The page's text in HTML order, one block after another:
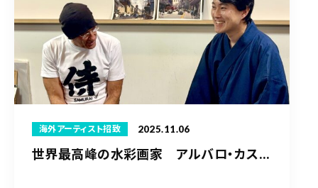
海外アーティスト招致 2025.11.06
世界最高峰の水彩画家 アルバロ・カス...